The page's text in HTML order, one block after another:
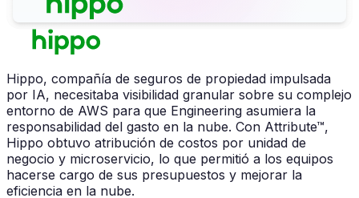
Hippo, compañía de seguros de propiedad impulsada
por IA, necesitaba visibilidad granular sobre su complejo
entorno de AWS para que Engineering asumiera la
responsabilidad del gasto en la nube. Con Attribute™,
Hippo obtuvo atribución de costos por unidad de
negocio y microservicio, lo que permitió a los equipos
hacerse cargo de sus presupuestos y mejorar la
eficiencia en la nube.